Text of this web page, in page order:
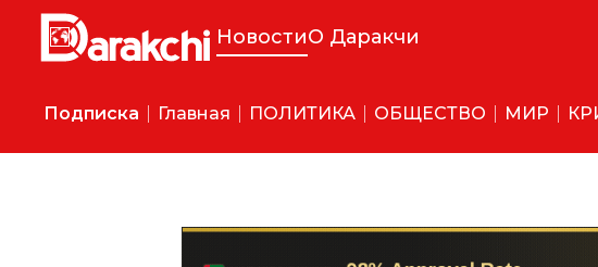
НовостиО Даракчи
Подписка Главная ПОЛИТИКА ОБЩЕСТВО МИР